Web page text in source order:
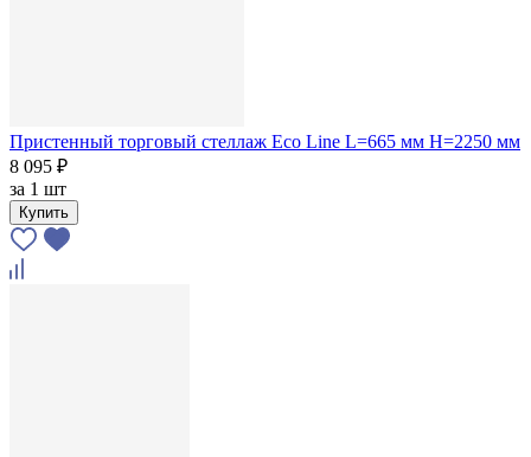
Пристенный торговый стеллаж Eco Line L=665 мм H=2250 мм
8 095 ₽
за 1 шт
Купить